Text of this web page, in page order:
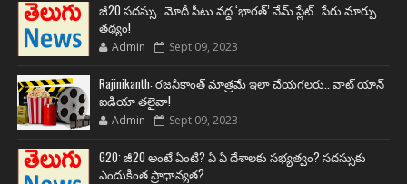
జీ20 సదస్సు.. మోదీ సీటు వద్ద ‘భారత్’ నేమ్ ప్లేట్‌.. పేరు మార్పు
తథ్యం!
Admin Sept 09, 2023
Rajinikanth: రజనీకాంత్ మాత్రమే ఇలా చేయగలరు.. వాట్ యాన్
ఐడియా తలైవా!
Admin Sept 09, 2023
G20: జీ20 అంటే ఏంటి? ఏ ఏ దేశాలకు సభ్యత్వం? సదస్సుకు
ఎందుకింత ప్రాధాన్యత?